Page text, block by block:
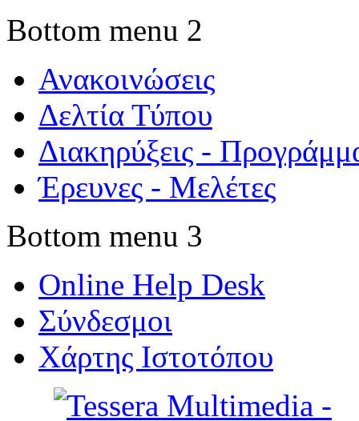
Bottom menu 2
Ανακοινώσεις
Δελτία Τύπου
Διακηρύξεις -
Έρευνες - Μελέτες
Bottom menu 3
Online Help Desk
Σύνδεσμοι
Χάρτης Ιστοτόπου